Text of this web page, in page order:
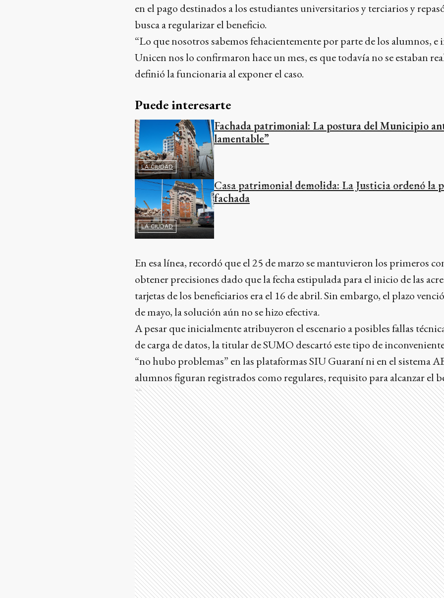
en el pago destinados a los estudiantes universitarios y terciarios y
busca a regularizar el beneficio.
“Lo que nosotros sabemos fehacientemente por parte de los alumnos, e
Unicen nos lo confirmaron hace un mes, es que todavía no se estaban
definió la funcionaria al exponer el caso.
Puede interesarte
LA CIUDAD
Fachada patrimonial: La postura del Municipio
lamentable”
LA CIUDAD
Casa patrimonial demolida: La Justicia ordenó la
fachada
En esa línea, recordó que el 25 de marzo se mantuvieron los primeros
obtener precisiones dado que la fecha estipulada para el inicio de las
tarjetas de los beneficiarios era el 16 de abril. Sin embargo, el plazo
de mayo, la solución aún no se hizo efectiva.
A pesar que inicialmente atribuyeron el escenario a posibles fallas
de carga de datos, la titular de SUMO descartó este tipo de
“no hubo problemas” en las plataformas SIU Guaraní ni en el sistema
alumnos figuran registrados como regulares, requisito para alcanzar el
Ads